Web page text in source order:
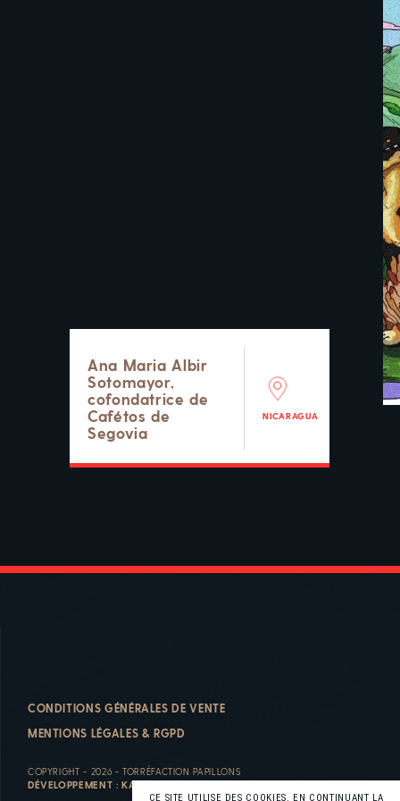
CE SITE UTILISE DES COOKIES. EN CONTINUANT LA
Ana Maria Albir
Sotomayor,
cofondatrice de
Cafétos de
Segovia
NICARAGUA
CONDITIONS GÉNÉRALES DE VENTE
MENTIONS LÉGALES & RGPD
COPYRIGHT - 2026 - TORRÉFACTION PAPILLONS
DÉVELOPPEMENT :KALFEUTRE